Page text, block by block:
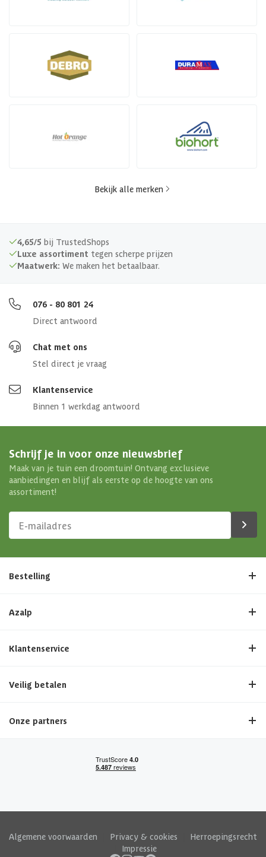
Bekijk alle merken
4,65/5 bij TrustedShops
Luxe assortiment tegen scherpe prijzen
Maatwerk: We maken het betaalbaar.
076 - 80 801 24
Direct antwoord
Chat met ons
Stel direct je vraag
Klantenservice
Binnen 1 werkdag antwoord
Schrijf je in voor onze nieuwsbrief
Maak van je tuin een droomtuin! Ontvang exclusieve
aanbiedingen en blijf als eerste op de hoogte van ons
assortiment!
Bestelling
Azalp
Klantenservice
Veilig betalen
Onze partners
Algemene voorwaarden Privacy & cookies
Herroepingsrecht
Impressie